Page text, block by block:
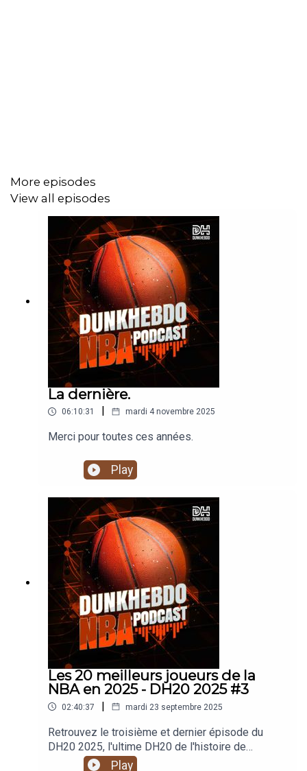
More episodes
View all episodes
La dernière.
06:10:31 mardi 4 novembre 2025
Merci pour toutes ces années.
Play
Les 20 meilleurs joueurs de la
NBA en 2025 - DH20 2025 #3
02:40:37 | mardi 23 septembre 2025
Retrouvez le troisième et dernier épisode du
DH20 2025, l'ultime DH20 de l'histoire de
Dunkhebdo. Après l'habituel rappel du
Play